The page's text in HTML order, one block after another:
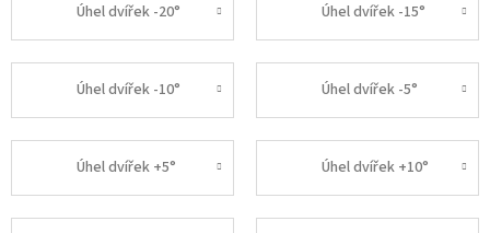
Úhel dvířek -20° Úhel dvířek -15°
Úhel dvířek -10° Úhel dvířek -5°
Úhel dvířek +5° Úhel dvířek +10°